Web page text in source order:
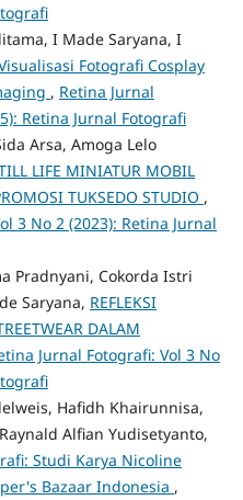
I Made Saryana, I
Fotografi Cosplay
, Retina Jurnal
Retina Jurnal Fotografi
Arsa, Amoga Lelo
LIFE MINIATUR MOBIL
TUKSEDO STUDIO ,
3 No 2 (2023): Retina Jurnal
Pradnyani, Cokorda Istri
Saryana, REFLEKSI
DALAM
Jurnal Fotografi: Vol 3 No
Hafidh Khairunnisa,
Alfian Yudisetyanto,
Studi Karya Nicoline
Bazaar Indonesia ,